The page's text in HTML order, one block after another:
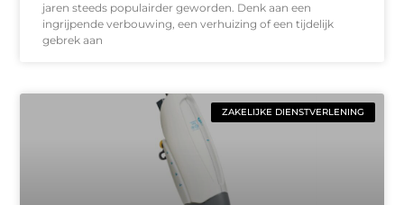
jaren steeds populairder geworden. Denk aan een
ingrijpende verbouwing, een verhuizing of een tijdelijk
gebrek aan
ZAKELIJKE DIENSTVERLENING